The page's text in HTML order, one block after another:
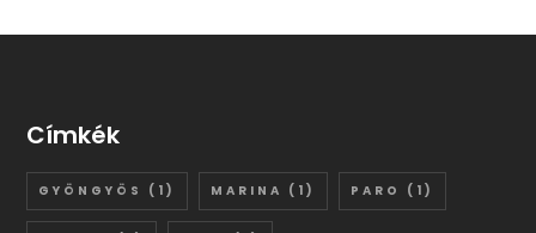
Címkék
GYÖNGYÖS (1) MARINA (1) PARO (1)